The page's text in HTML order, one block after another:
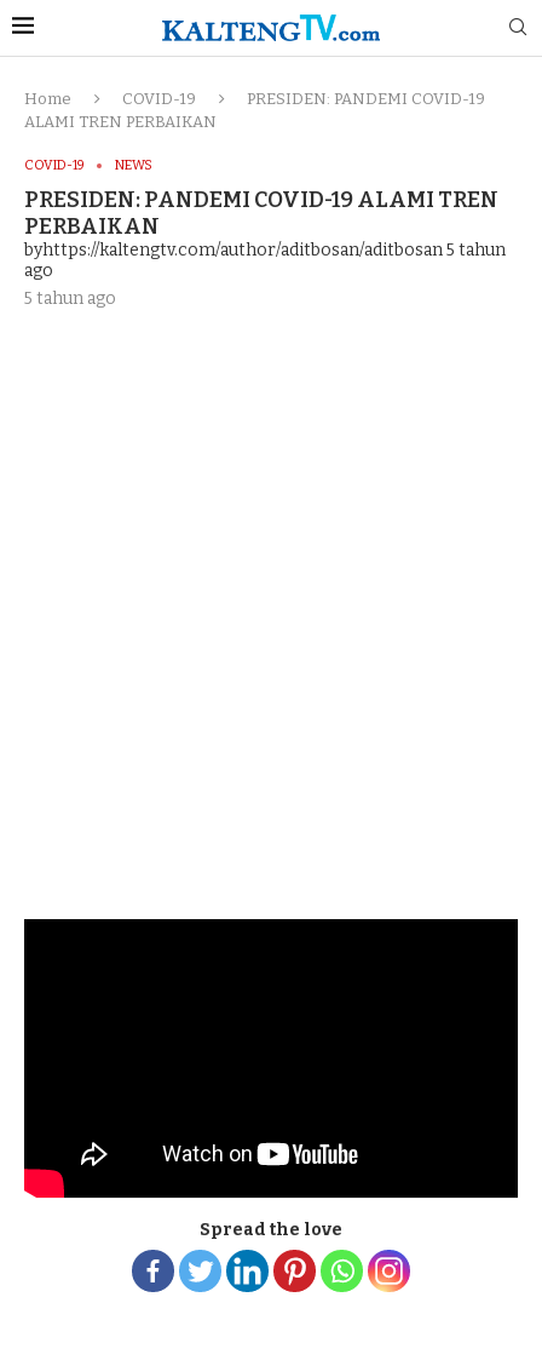
Home COVID-19
PRESIDEN: PANDEMI COVID-19
ALAMI TREN PERBAIKAN
COVID-19 NEWS
PRESIDEN: PANDEMI COVID-19 ALAMI TREN
PERBAIKAN
byhttps://kaltengtv.com/author/aditbosan/aditbosan5 tahun
ago
5 tahun ago
Spread the love